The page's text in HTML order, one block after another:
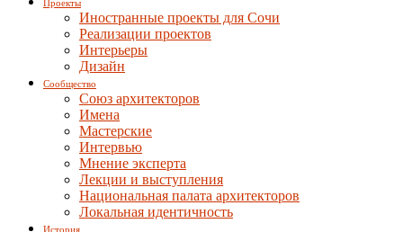
Проекты
Иностранные проекты для Сочи
Реализации проектов
Интерьеры
Дизайн
Сообщество
Союз архитекторов
Имена
Мастерские
Интервью
Мнение эксперта
Лекции и выступления
Национальная палата архитекторов
Локальная идентичность
История